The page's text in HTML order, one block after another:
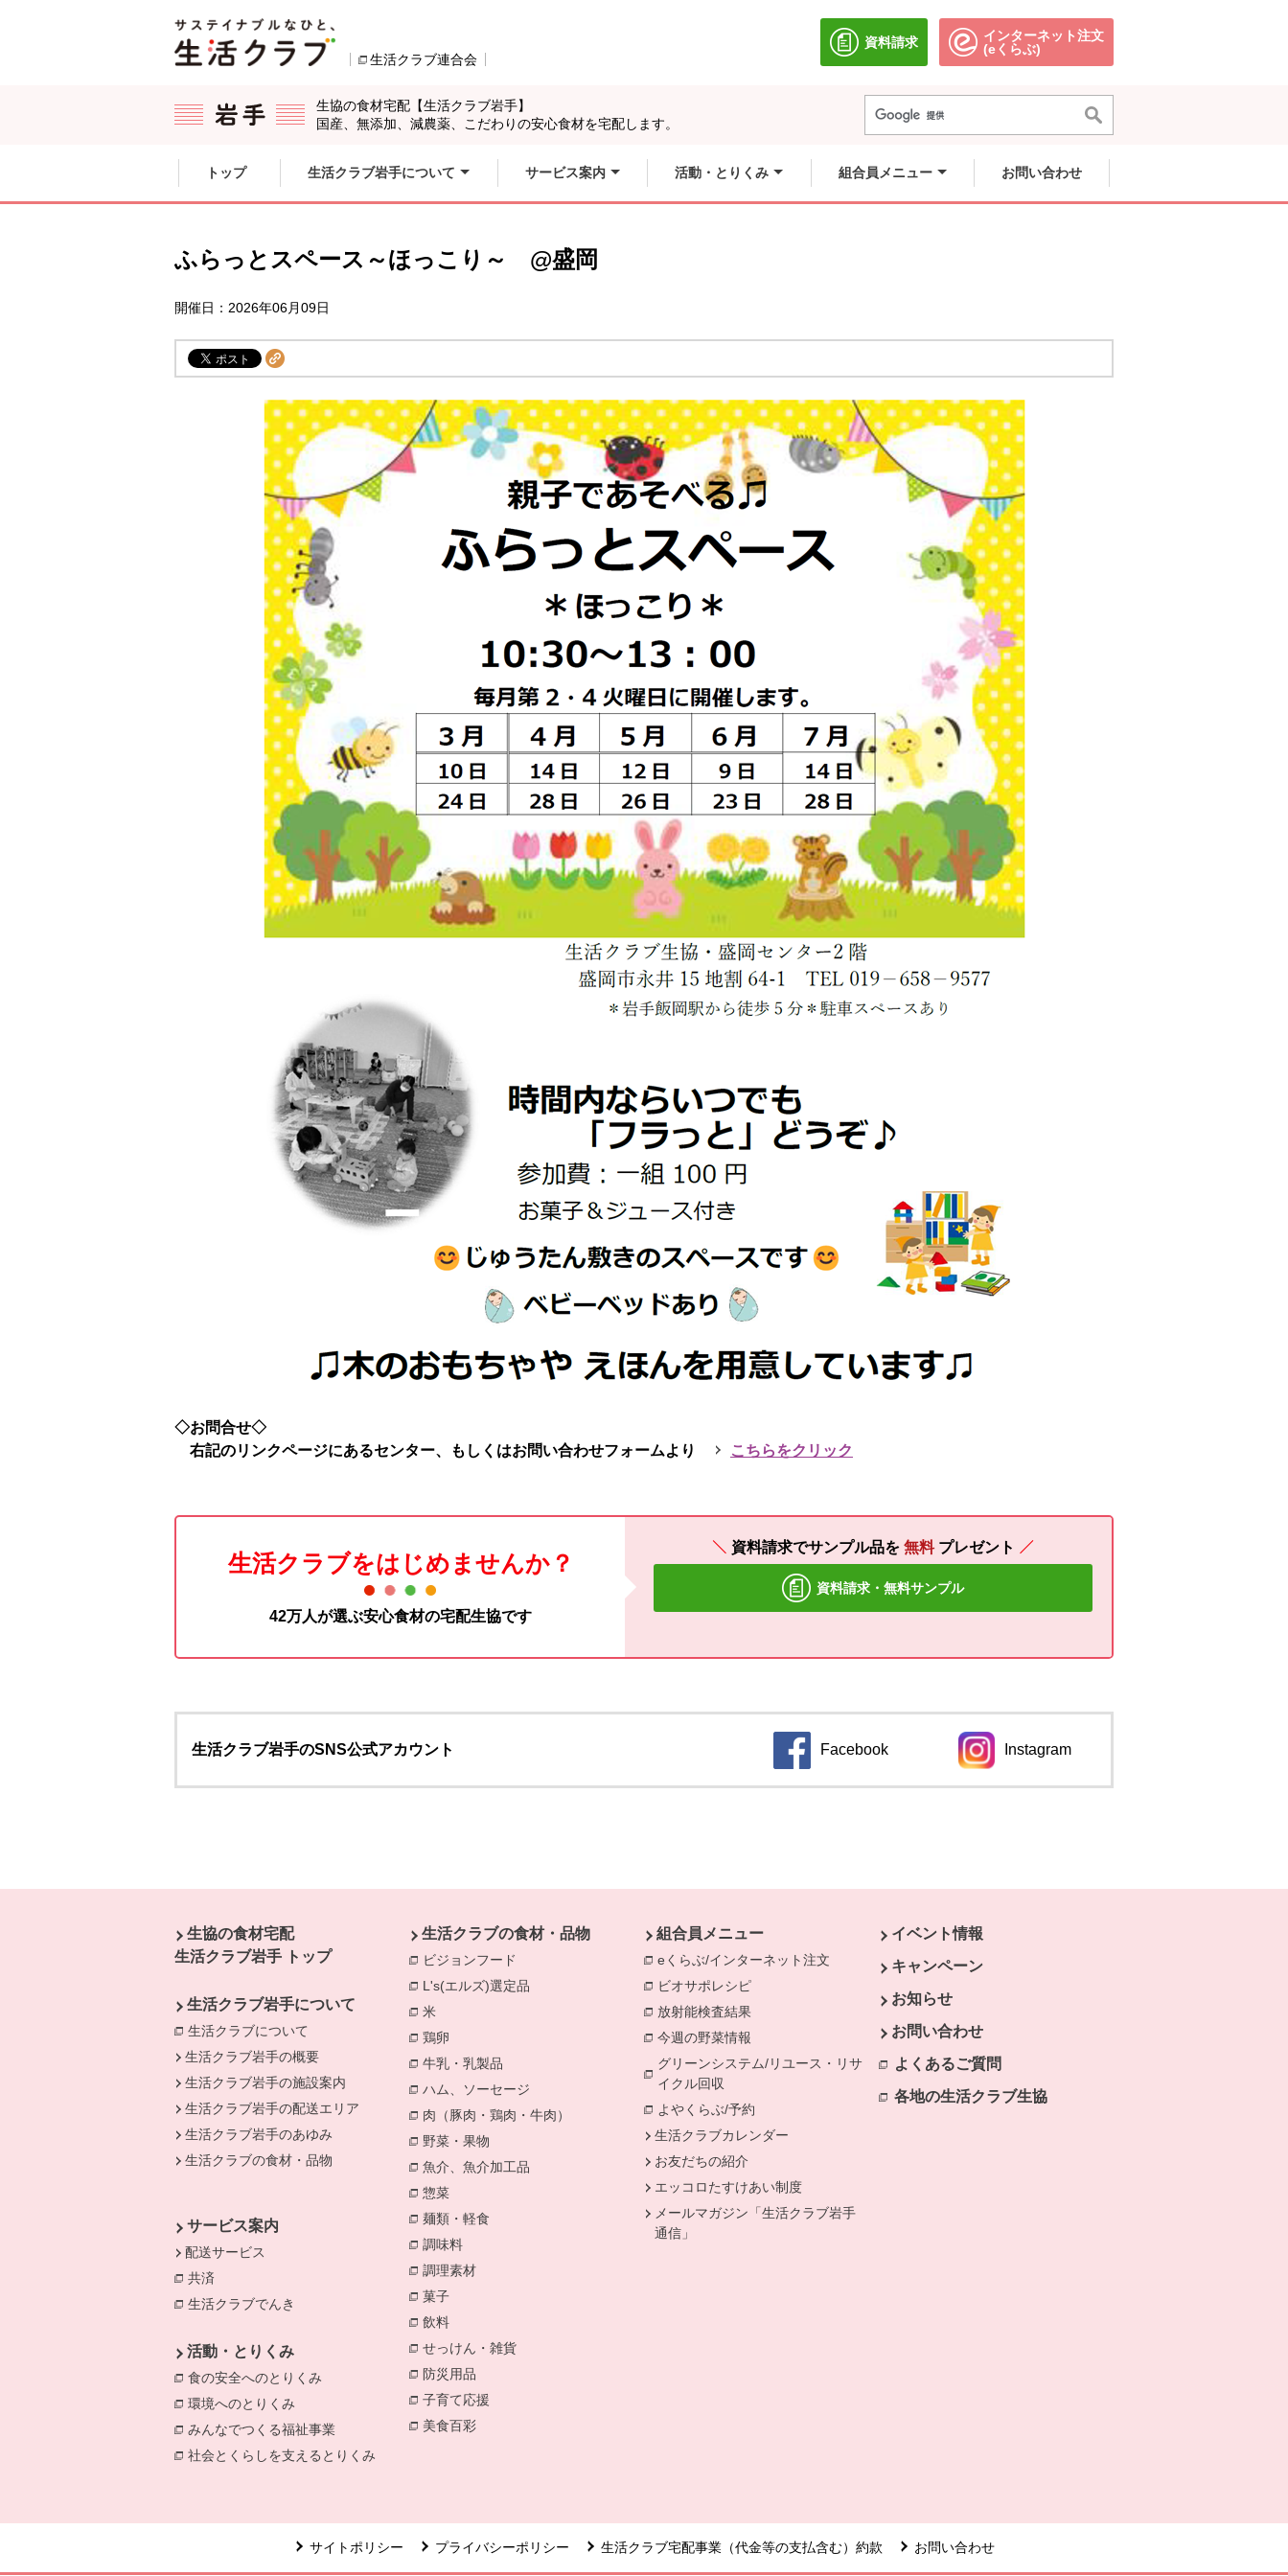
生活クラブ連合会
資料請求
別のウィンドウで開きます。
インターネット注文
(eくらぶ)別のウィンドウで開きます。
生協の食材宅配【生活クラブ岩手】
国産、無添加、減農薬、こだわりの安心食材を宅配します。
ここからサイト内共通メニューです。
サイト内共通メニューをスキップする
トップ 生活クラブ岩手について サービス案内 活動・とりくみ 組合員メニュー お問い合わせ
ふらっとスペース～ほっこり～ @盛岡
開催日：2026年06月09日
◇お問合せ◇
右記のリンクページにあるセンター、もしくはお問い合わせフォームより
こちらをクリック
生活クラブをはじめませんか？
42万人が選ぶ安心食材の宅配生協です
資料請求でサンプル品を 無料 プレゼント
資料請求・無料サンプル
生活クラブ岩手のSNS公式アカウント Facebook Instagram
生協の食材宅配
生活クラブ岩手 トップ
生活クラブ岩手について
生活クラブについて
生活クラブ岩手の概要
生活クラブ岩手の施設案内
生活クラブ岩手の配送エリア
生活クラブ岩手のあゆみ
生活クラブの食材・品物
サービス案内
配送サービス
共済
生活クラブでんき
別のウィンドウで開きます。
活動・とりくみ
食の安全へのとりくみ 別のウィンドウで開きます。
環境へのとりくみ 別のウィンドウで開きます。
みんなでつくる福祉事業 別のウィンドウで開きます。
社会とくらしを支えるとりくみ
生活クラブの食材・品物
ビジョンフード
別のウィンドウで開きます。
L's(エルズ)選定品 別のウィンドウで開きます。
米
鶏卵
牛乳・乳製品 別のウィンドウで開きます。
ハム、ソーセージ 別のウィンドウで開きます。
肉（豚肉・鶏肉・牛肉）
別のウィンドウで開きます。
野菜・果物 別のウィンドウで開きます。
魚介、魚介加工品 別のウィンドウで開きます。
惣菜
麺類・軽食 別のウィンドウで開きます。
調味料
調理素材
菓子
飲料
せっけん・雑貨
防災用品
子育て応援
美食百彩
組合員メニュー
eくらぶ/インターネット注文 別のウィンドウで開きます。
ビオサポレシピ
放射能検査結果 別のウィンドウで開きます。
今週の野菜情報 別のウィンドウで開きます。
グリーンシステム/リユース・リサ
イクル回収
よやくらぶ/予約
生活クラブカレンダー
お友だちの紹介
エッコロたすけあい制度
メールマガジン「生活クラブ岩手
通信」
イベント情報
キャンペーン
お知らせ
お問い合わせ
よくあるご質問
各地の生活クラブ生協
サイトポリシー プライバシーポリシー 生活クラブ宅配事業（代金等の支払含む）約款 お問い合わせ